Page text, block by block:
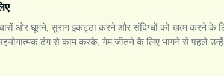
ओर घूमने, सुराग इकट्ठा करने और संदिग्धों को खत्म करने के
ढंग से काम करके, गेम जीतने के लिए भागने से पहले उन्हें